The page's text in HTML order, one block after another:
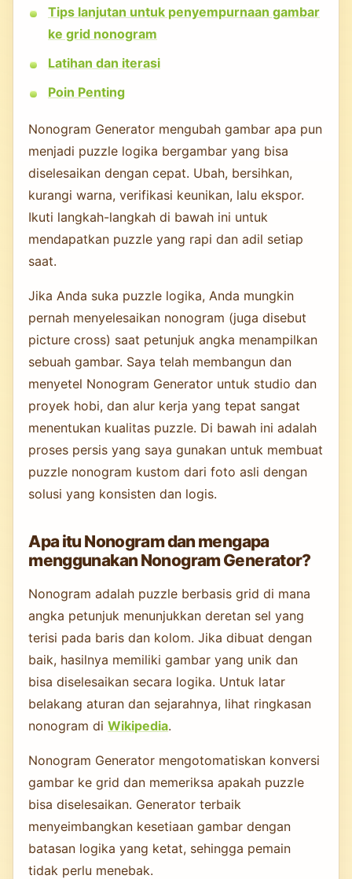
Tips lanjutan untuk penyempurnaan gambar
ke grid nonogram
Latihan dan iterasi
Poin Penting
Nonogram Generator mengubah gambar apa pun
menjadi puzzle logika bergambar yang bisa
diselesaikan dengan cepat. Ubah, bersihkan,
kurangi warna, verifikasi keunikan, lalu ekspor.
Ikuti langkah-langkah di bawah ini untuk
mendapatkan puzzle yang rapi dan adil setiap
saat.
Jika Anda suka puzzle logika, Anda mungkin
pernah menyelesaikan nonogram (juga disebut
picture cross) saat petunjuk angka menampilkan
sebuah gambar. Saya telah membangun dan
menyetel Nonogram Generator untuk studio dan
proyek hobi, dan alur kerja yang tepat sangat
menentukan kualitas puzzle. Di bawah ini adalah
proses persis yang saya gunakan untuk membuat
puzzle nonogram kustom dari foto asli dengan
solusi yang konsisten dan logis.
Apa itu Nonogram dan mengapa
menggunakan Nonogram Generator?
Nonogram adalah puzzle berbasis grid di mana
angka petunjuk menunjukkan deretan sel yang
terisi pada baris dan kolom. Jika dibuat dengan
baik, hasilnya memiliki gambar yang unik dan
bisa diselesaikan secara logika. Untuk latar
belakang aturan dan sejarahnya, lihat ringkasan
nonogram diWikipedia.
Nonogram Generator mengotomatiskan konversi
gambar ke grid dan memeriksa apakah puzzle
bisa diselesaikan. Generator terbaik
menyeimbangkan kesetiaan gambar dengan
batasan logika yang ketat, sehingga pemain
tidak perlu menebak.